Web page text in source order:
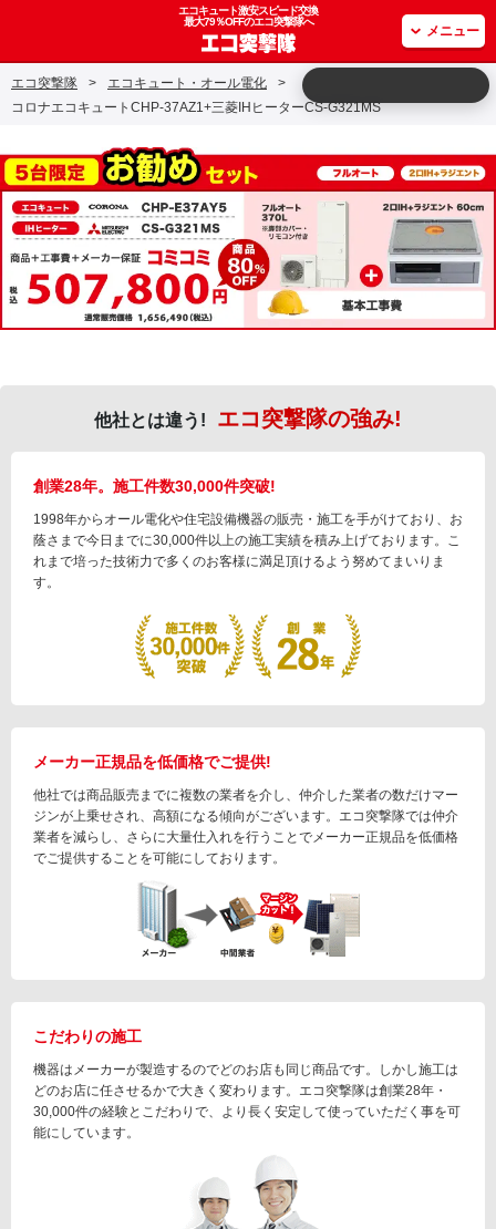
エコキュート激安スピード交換
最大79％OFFのエコ突撃隊へ
メニュー
エコ突撃隊 > エコキュート・オール電化
>
コロナエコキュートCHP-37AZ1+三菱IHヒーターCS-G321MS
他社とは違う! エコ突撃隊の強み!
創業28年。施工件数30,000件突破!
1998年からオール電化や住宅設備機器の販売・施工を手がけており、お
蔭さまで今日までに30,000件以上の施工実績を積み上げております。こ
れまで培った技術力で多くのお客様に満足頂けるよう努めてまいりま
す。
メーカー正規品を低価格でご提供!
他社では商品販売までに複数の業者を介し、仲介した業者の数だけマー
ジンが上乗せされ、高額になる傾向がございます。エコ突撃隊では仲介
業者を減らし、さらに大量仕入れを行うことでメーカー正規品を低価格
でご提供することを可能にしております。
こだわりの施工
機器はメーカーが製造するのでどのお店も同じ商品です。しかし施工は
どのお店に任させるかで大きく変わります。エコ突撃隊は創業28年・
30,000件の経験とこだわりで、より長く安定して使っていただく事を可
能にしています。